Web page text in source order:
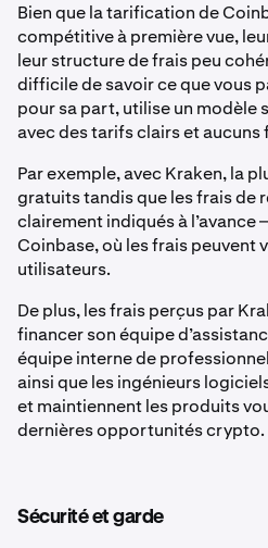
Bien que la tarification de
compétitive à première vue,
leur structure de frais peu
difficile de savoir ce que vous
pour sa part, utilise un modèle
avec des tarifs clairs et aucuns
Par exemple, avec Kraken, la
gratuits tandis que les frais de
clairement indiqués à
Coinbase, où les frais peuvent
utilisateurs.
De plus, les frais perçus par
financer son équipe
équipe interne de
ainsi que les ingénieurs
et maintiennent les produits
dernières opportunités crypto.
Sécurité et garde